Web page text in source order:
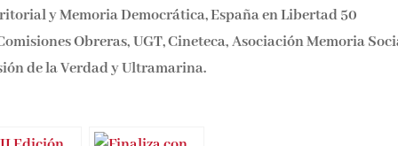
y Memoria Democrática, España en Libertad 50
Obreras, UGT, Cineteca, Asociación Memoria
de la Verdad y Ultramarina.